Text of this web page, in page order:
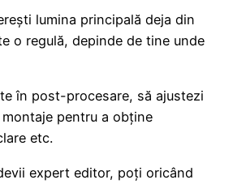
lumina principală deja din
o regulă, depinde de tine unde
în post-procesare, să ajustezi
pentru a obține
etc.
expert editor, poți oricând